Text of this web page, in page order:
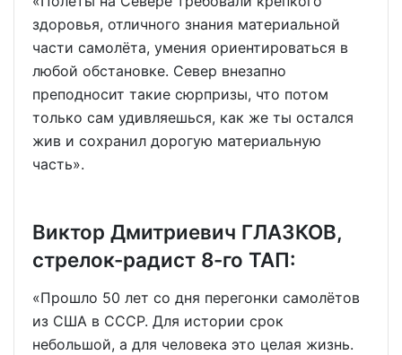
здоровья, отличного знания материальной
части самолёта, умения ориентироваться в
любой обстановке. Север внезапно
преподносит такие сюрпризы, что потом
только сам удивляешься, как же ты остался
жив и сохранил дорогую материальную
часть».
Виктор Дмитриевич ГЛАЗКОВ,
стрелок-радист 8-го ТАП:
«Прошло 50 лет со дня перегонки самолётов
из США в СССР. Для истории срок
небольшой, а для человека это целая жизнь.